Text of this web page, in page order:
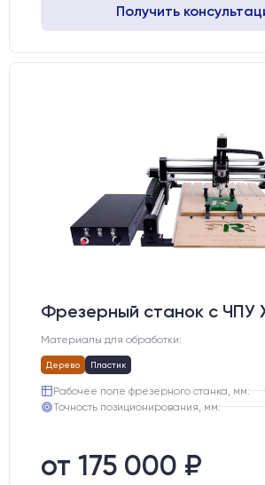
Получить
Фрезерный станок с ЧПУ
Материалы для обработки:
Дерево Пластик
Рабочее поле фрезерного станка, мм:
Точность позиционирования, мм:
от 175 000 ₽